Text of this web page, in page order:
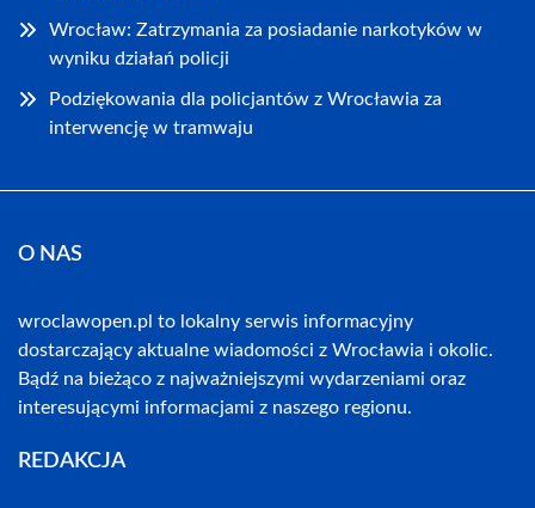
Wrocław: Zatrzymania za posiadanie narkotyków w
wyniku działań policji
Podziękowania dla policjantów z Wrocławia za
interwencję w tramwaju
O NAS
wroclawopen.pl to lokalny serwis informacyjny
dostarczający aktualne wiadomości z Wrocławia i okolic.
Bądź na bieżąco z najważniejszymi wydarzeniami oraz
interesującymi informacjami z naszego regionu.
REDAKCJA